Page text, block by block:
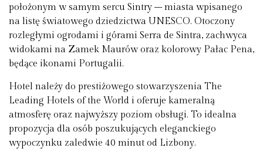
położonym w samym sercu Sintry – miasta wpisanego
na listę światowego dziedzictwa UNESCO. Otoczony
rozległymi ogrodami i górami Serra de Sintra, zachwyca
widokami na Zamek Maurów oraz kolorowy Pałac Pena,
będące ikonami Portugalii.
Hotel należy do prestiżowego stowarzyszenia The
Leading Hotels of the World i oferuje kameralną
atmosferę oraz najwyższy poziom obsługi. To idealna
propozycja dla osób poszukujących eleganckiego
wypoczynku zaledwie 40 minut od Lizbony.